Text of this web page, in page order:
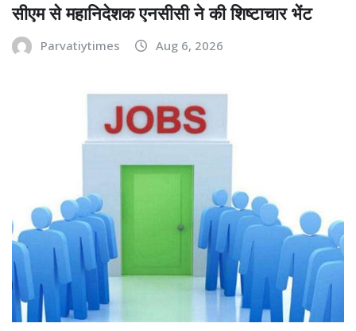
सीएम से महानिदेशक एनसीसी ने की शिष्टाचार भेंट
Parvatiytimes Aug 6, 2026